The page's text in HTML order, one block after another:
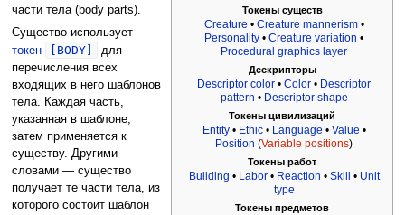
Токены существ
Creature • Creature mannerism•
Personality •Creature variation •
Procedural graphics layer
Дескрипторы
Descriptor color •Color • Descriptor
pattern • Descriptor shape
Токены цивилизаций
Entity• Ethic• Language • Value •
Position (Variable positions)
Токены работ
Building • Labor• Reaction • Skill • Unit
type
Токены предметов
части тела (body parts).
Существо использует
токен
[BODY]
для
перечисления всех
входящих в него шаблонов
тела. Каждая часть,
указанная в шаблоне,
затем применяется к
существу. Другими
словами — существо
получает те части тела, из
которого состоит шаблон